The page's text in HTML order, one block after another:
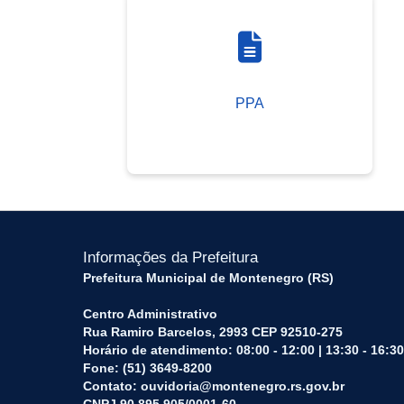
PPA
Informações da Prefeitura
Prefeitura Municipal de Montenegro (RS)
Centro Administrativo
Rua Ramiro Barcelos, 2993 CEP 92510-275
Horário de atendimento: 08:00 - 12:00 | 13:30 - 16:30
Fone: (51) 3649-8200
Contato: ouvidoria@montenegro.rs.gov.br